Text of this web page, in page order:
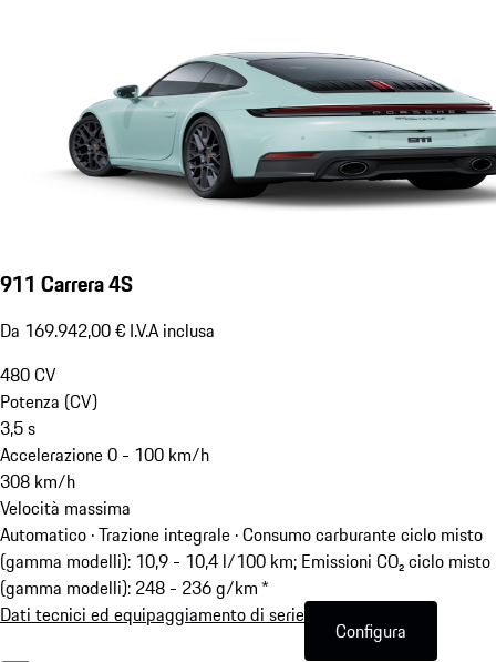
911 Carrera 4S
Da 169.942,00 € I.V.A inclusa
480CV
Potenza (CV)
3,5s
Accelerazione 0 - 100 km/h
308 km/h
Velocità massima
Automatico · Trazione integrale ·Consumo carburante ciclo misto
(gamma modelli): 10,9 - 10,4 l/100 km; Emissioni CO₂ ciclo misto
(gamma modelli): 248 - 236 g/km *
Dati tecnici ed equipaggiamento di serie
Configura